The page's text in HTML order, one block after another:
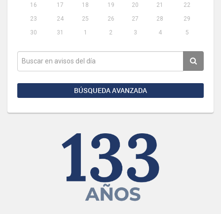
16
17 18 19 20 21
22
23
24 25 26 27 28
29
30
31 1 2 3 4 5
BÚSQUEDA AVANZADA